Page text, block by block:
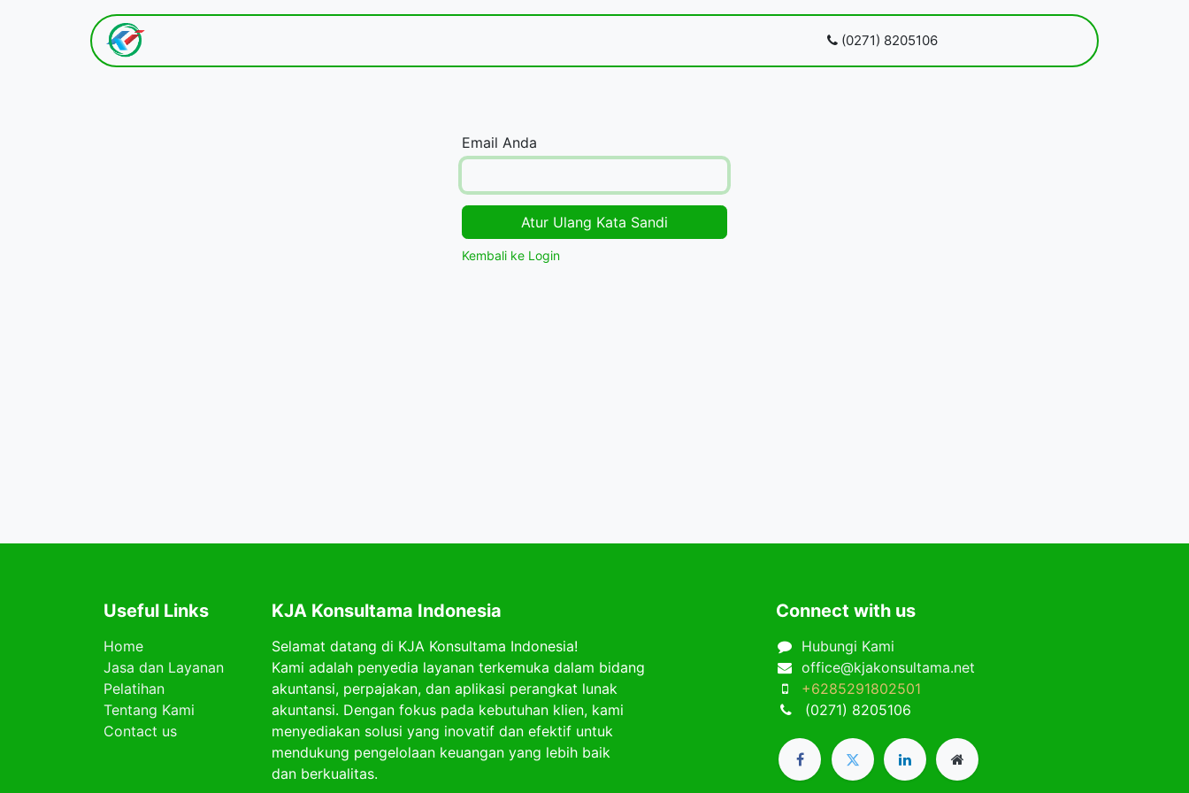
Blog Pendaftaran
(0271) 8205106
Email Anda
Atur Ulang Kata Sandi
Kembali ke Login
Useful Links
Home
Jasa dan Layanan
Pelatihan
Tentang Kami
Contact us
KJA Konsultama Indonesia
Selamat datang di KJA Konsultama Indonesia!
Kami adalah penyedia layanan terkemuka dalam bidang
akuntansi, perpajakan, dan aplikasi perangkat lunak
akuntansi. Dengan fokus pada kebutuhan klien, kami
menyediakan solusi yang inovatif dan efektif untuk
mendukung pengelolaan keuangan yang lebih baik
dan berkualitas.
Connect with us
Hubungi Kami
office@kjakonsultama.net
+6285291802501
(0271) 8205106